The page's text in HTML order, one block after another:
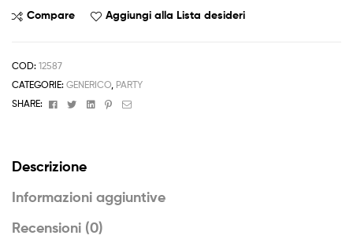
Biglietto
Varie
quantità
Compare Aggiungi alla Lista desideri
COD: 12587
CATEGORIE: GENERICO, PARTY
SHARE:
FacebookTwitterLinkedinPinterest
Email
Descrizione
Informazioni aggiuntive
Recensioni (0)